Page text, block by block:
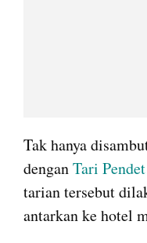
Tak hanya
dengan Tari Pendet
tarian tersebut
antarkan ke hotel